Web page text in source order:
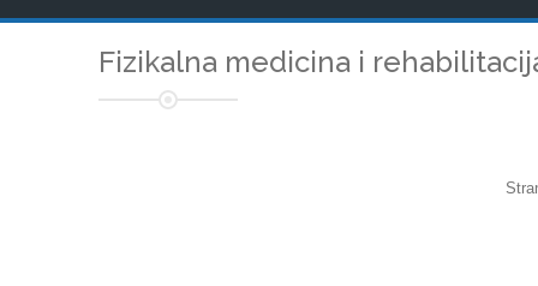
Fizikalna medicina i